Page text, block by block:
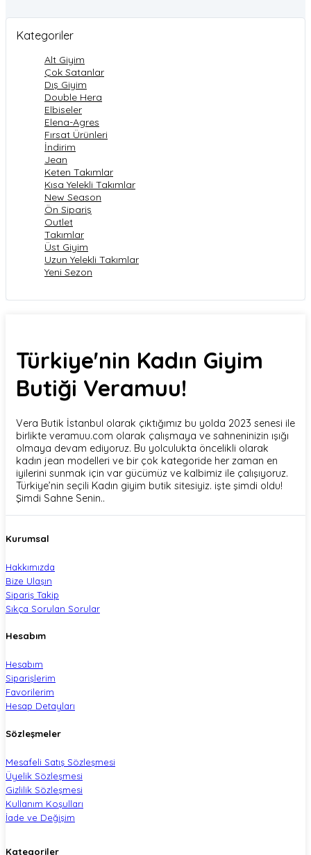
Kategoriler
Alt Giyim
Çok Satanlar
Dış Giyim
Double Hera
Elbiseler
Elena-Agres
Fırsat Ürünleri
İndirim
Jean
Keten Takımlar
Kısa Yelekli Takımlar
New Season
Ön Sipariş
Outlet
Takımlar
Üst Giyim
Uzun Yelekli Takımlar
Yeni Sezon
Türkiye'nin Kadın Giyim
Butiği Veramuu!
Vera Butik İstanbul olarak çıktığımız bu yolda 2023 senesi ile
birlikte veramuu.com olarak çalışmaya ve sahneninizin ışığı
olmaya devam ediyoruz. Bu yolculukta öncelikli olarak
kadın jean modelleri ve bir çok kategoride her zaman en
iyilerini sunmak için var gücümüz ve kalbimiz ile çalışıyoruz.
Türkiye’nin seçili Kadın giyim butik sitesiyiz. işte şimdi oldu!
Şimdi Sahne Senin..
Kurumsal
Hakkımızda
Bize Ulaşın
Sipariş Takip
Sıkça Sorulan Sorular
Hesabım
Hesabım
Siparişlerim
Favorilerim
Hesap Detayları
Sözleşmeler
Mesafeli Satış Sözleşmesi
Üyelik Sözleşmesi
Gizlilik Sözleşmesi
Kullanım Koşulları
İade ve Değişim
Kategoriler